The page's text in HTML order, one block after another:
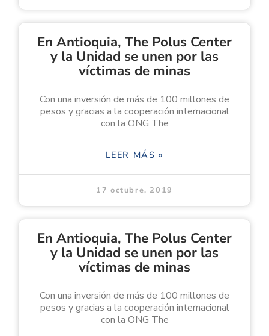
En Antioquia, The Polus Center
y la Unidad se unen por las
víctimas de minas
Con una inversión de más de 100 millones de
pesos y gracias a la cooperación internacional
con la ONG The
LEER MÁS »
17 octubre, 2019
En Antioquia, The Polus Center
y la Unidad se unen por las
víctimas de minas
Con una inversión de más de 100 millones de
pesos y gracias a la cooperación internacional
con la ONG The